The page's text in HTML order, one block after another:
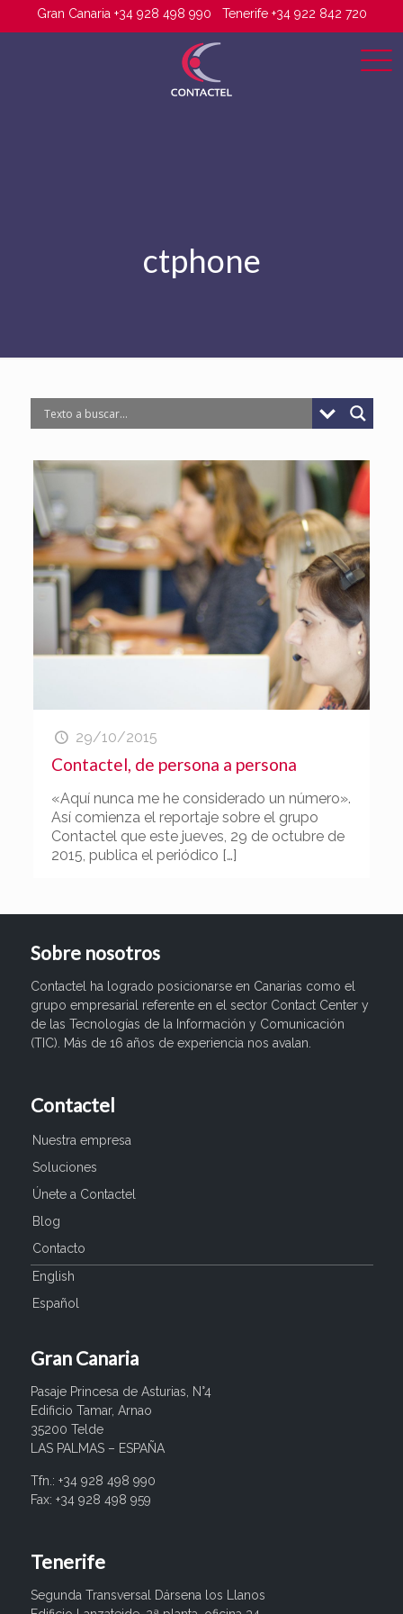
Gran Canaria +34 928 498 990 Tenerife +34 922 842 720
ctphone
29/10/2015
Contactel, de persona a persona
«Aquí nunca me he considerado un número».
Así comienza el reportaje sobre el grupo
Contactel que este jueves, 29 de octubre de
2015, publica el periódico […]
Sobre nosotros
Contactel ha logrado posicionarse en Canarias como el
grupo empresarial referente en el sector Contact Center y
de las Tecnologías de la Información y Comunicación
(TIC). Más de 16 años de experiencia nos avalan.
Contactel
Nuestra empresa
Soluciones
Únete a Contactel
Blog
Contacto
English
Español
Gran Canaria
Pasaje Princesa de Asturias, N°4
Edificio Tamar, Arnao
35200 Telde
LAS PALMAS – ESPAÑA
Tfn.: +34 928 498 990
Fax: +34 928 498 959
Tenerife
Segunda Transversal Dársena los Llanos